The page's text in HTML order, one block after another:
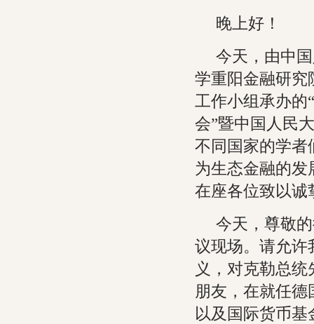
晚上好！
今天，由中
学重阳金融研究
工作小组承办
会”暨中国人民
不同国家的学者
为生态金融的
在座各位致以诚
今天，尊敬
议现场。请允许
义，对克勒总
朋友，在就任
以及国际货币